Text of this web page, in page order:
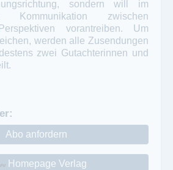
sondern will im
zwischen
vorantreiben. Um
werden alle Zusendungen
zwei Gutachterinnen und
Abo anfordern
Homepage Verlag